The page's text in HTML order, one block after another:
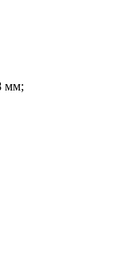
мм;